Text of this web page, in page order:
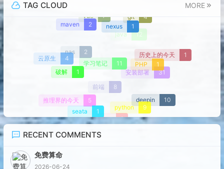
TAG CLOUD MORE
java 12
安装部署
31
前端
8
nas 2
vue 7 git 4
历史上的今天 1
deepin 10
jpa 1
推理界的今天 5
云原生 4
maven 2 nexus 1
PHP 1
python 9
seata 1
破解 1
学习笔记 11
RECENT COMMENTS
免费算命
2026-06-24